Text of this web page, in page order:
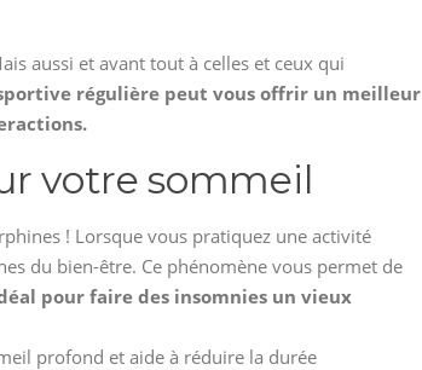
aussi et avant tout à celles et ceux qui
régulière peut vous offrir un meilleur
votre sommeil
! Lorsque vous pratiquez une activité
du bien-être. Ce phénomène vous permet de
pour faire des insomnies un vieux
profond et aide à réduire la durée